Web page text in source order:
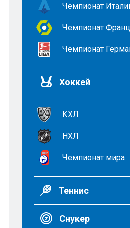
Чемпионат
Чемпионат
Чемпионат
Хоккей
КХЛ
НХЛ
Чемпионат мира
Теннис
Снукер